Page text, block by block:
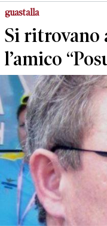
guastalla
Si ritrovano
l’amico